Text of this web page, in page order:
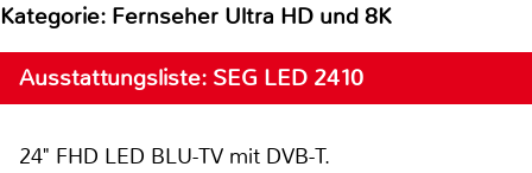
Kategorie: Fernseher Ultra HD und 8K
Ausstattungsliste: SEG LED 2410
24" FHD LED BLU-TV mit DVB-T.